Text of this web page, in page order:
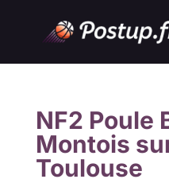
NF2 Poule
Montois
Toulouse